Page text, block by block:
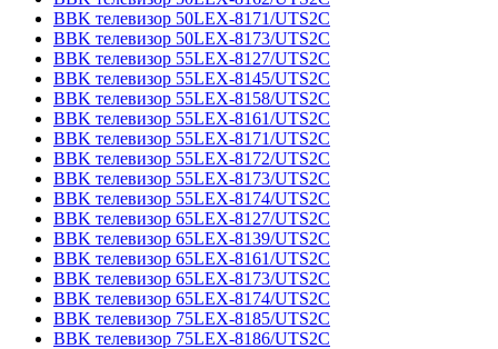
BBK телевизор 50LEX-8171/UTS2C
BBK телевизор 50LEX-8173/UTS2C
BBK телевизор 55LEX-8127/UTS2C
BBK телевизор 55LEX-8145/UTS2C
BBK телевизор 55LEX-8158/UTS2C
BBK телевизор 55LEX-8161/UTS2C
BBK телевизор 55LEX-8171/UTS2C
BBK телевизор 55LEX-8172/UTS2C
BBK телевизор 55LEX-8173/UTS2C
BBK телевизор 55LEX-8174/UTS2C
BBK телевизор 65LEX-8127/UTS2C
BBK телевизор 65LEX-8139/UTS2C
BBK телевизор 65LEX-8161/UTS2C
BBK телевизор 65LEX-8173/UTS2C
BBK телевизор 65LEX-8174/UTS2C
BBK телевизор 75LEX-8185/UTS2C
BBK телевизор 75LEX-8186/UTS2C